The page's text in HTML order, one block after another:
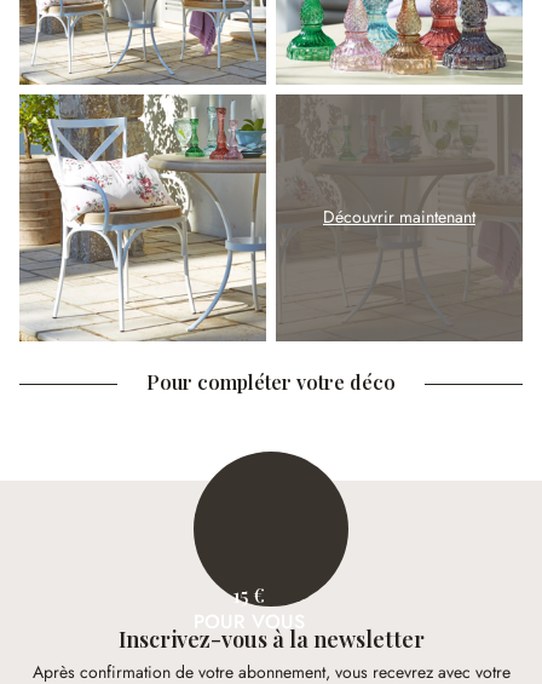
Découvrir maintenant
Pour compléter votre déco
15 €
POUR VOUS
Inscrivez-vous à la newsletter
Après confirmation de votre abonnement, vous recevrez avec votre